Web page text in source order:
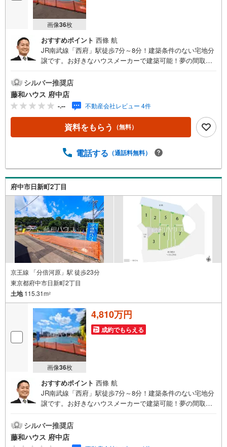
画像36枚
おすすめポイント 西條 航
JR南武線「西府」駅徒歩7分～8分！建築条件のない宅地分
譲です。お好きなハウスメーカーで建築可能！夢の間取り
合わせください！
シルバー推奨店
藤和ハウス 府中店
-.-- 不動産会社レビュー 4件
資料をもらう （無料）
電話する （通話料無料）
府中市日新町2丁目
京王線 「分倍河原」駅 徒歩23分
東京都府中市日新町2丁目
土地115.31m2
画像36枚
4,810万円
成約でもらえる
おすすめポイント 西條 航
JR南武線「西府」駅徒歩7分～8分！建築条件のない宅地分
譲です。お好きなハウスメーカーで建築可能！夢の間取り
合わせください！
シルバー推奨店
藤和ハウス 府中店